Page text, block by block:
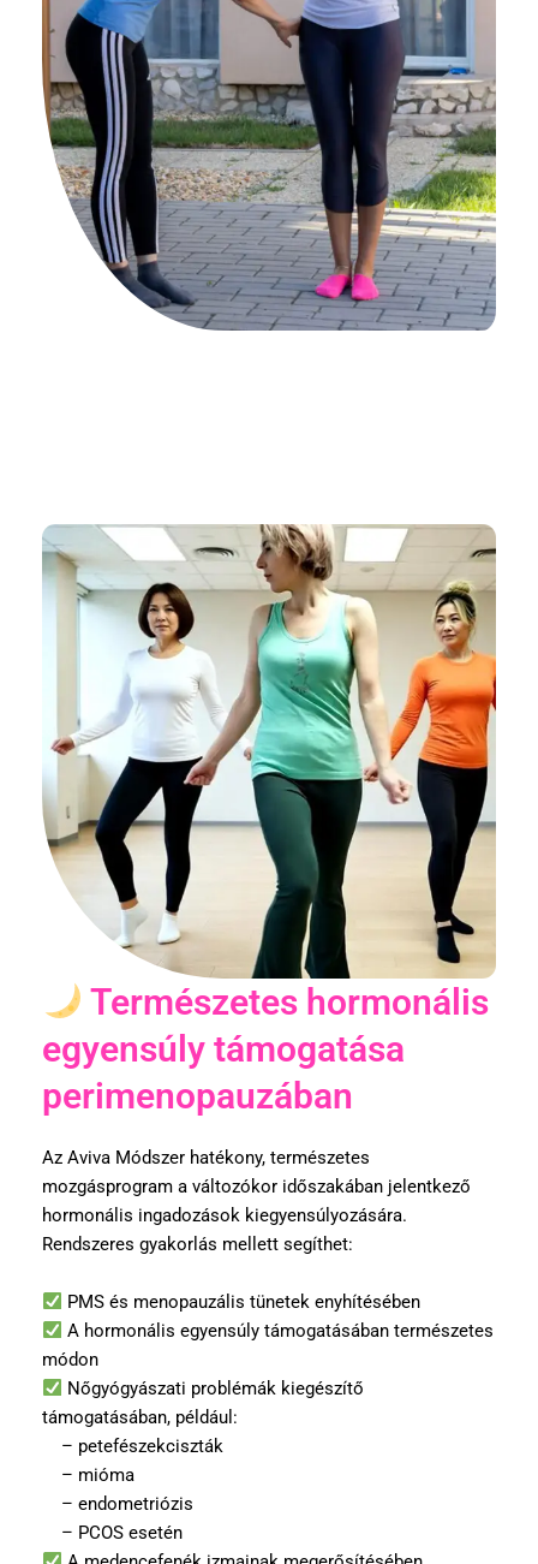
Természetes hormonális
egyensúly támogatása
perimenopauzában
Az Aviva Módszer hatékony, természetes
mozgásprogram a változókor időszakában jelentkező
hormonális ingadozások kiegyensúlyozására.
Rendszeres gyakorlás mellett segíthet:
PMS és menopauzális tünetek enyhítésében
A hormonális egyensúly támogatásában természetes
módon
Nőgyógyászati problémák kiegészítő
támogatásában, például:
– petefészekciszták
– mióma
– endometriózis
– PCOS esetén